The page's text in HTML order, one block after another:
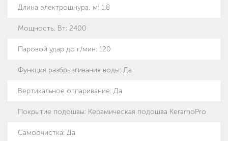
Длина электрошнура, м: 1.8
Мощность, Вт: 2400
Паровой удар до г/мин: 120
Функция разбрызгивания воды: Да
Вертикальное отпаривание: Да
Покрытие подошвы: Керамическая подошва KeramoPro
Самоочистка: Да